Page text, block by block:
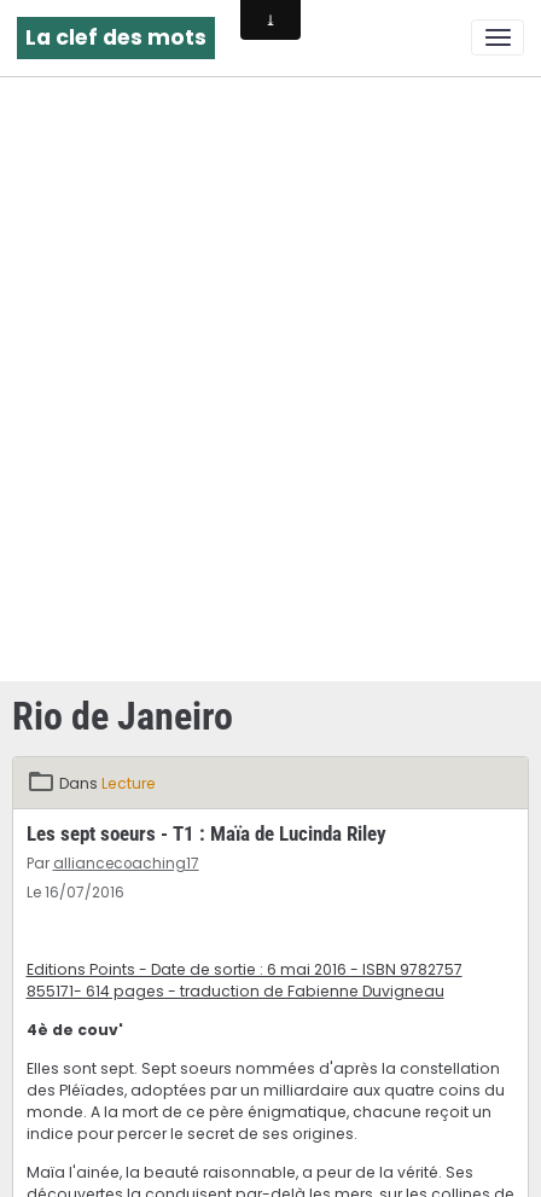
La clef des mots
Rio de Janeiro
Dans Lecture
Les sept soeurs - T1 : Maïa de Lucinda Riley
Par alliancecoaching17
Le 16/07/2016
Editions Points - Date de sortie : 6 mai 2016 - ISBN 9782757
855171- 614 pages - traduction de Fabienne Duvigneau
4è de couv'
Elles sont sept. Sept soeurs nommées d'après la constellation
des Pléïades, adoptées par un milliardaire aux quatre coins du
monde. A la mort de ce père énigmatique, chacune reçoit un
indice pour percer le secret de ses origines.
Maïa l'ainée, la beauté raisonnable, a peur de la vérité. Ses